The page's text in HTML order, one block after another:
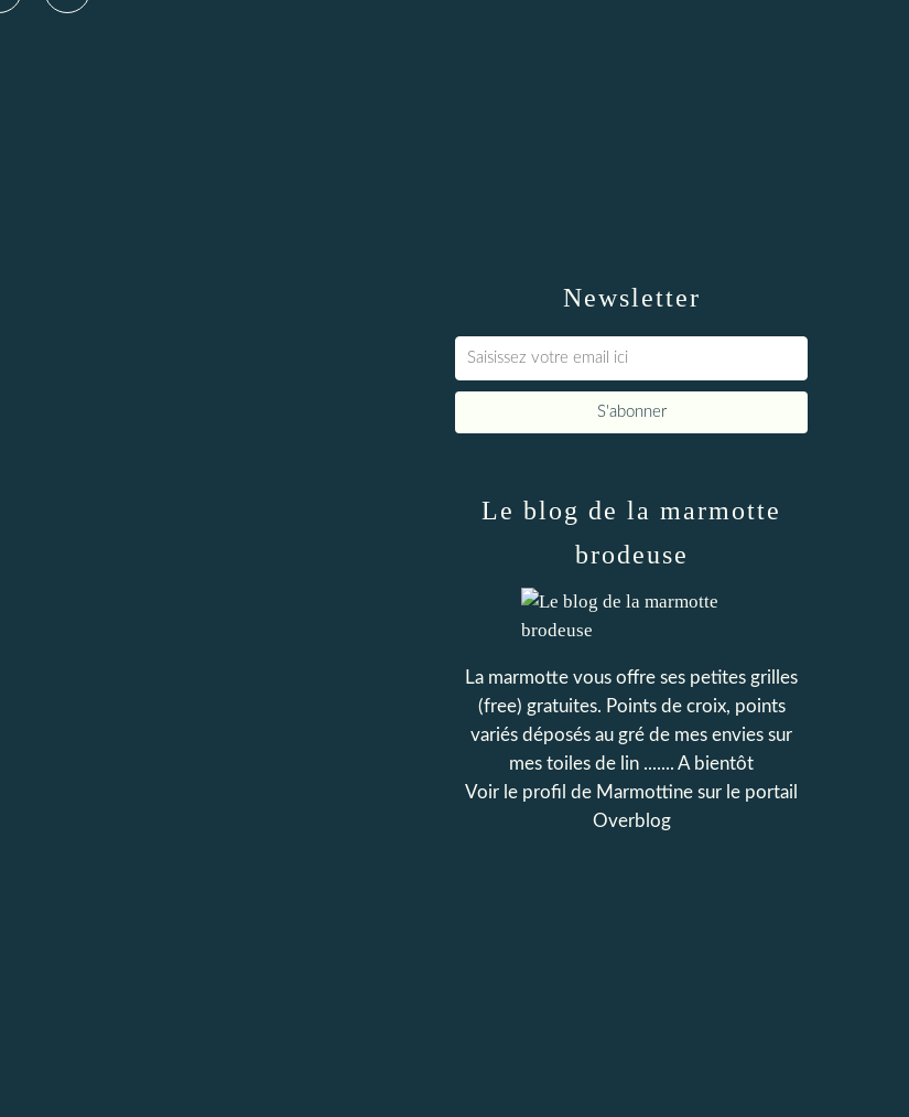
Newsletter
Le blog de la marmotte
brodeuse
La marmotte vous offre ses petites grilles
(free) gratuites. Points de croix, points
variés déposés au gré de mes envies sur
mes toiles de lin ....... A bientôt
Voir le profil de Marmottine sur le portail
Overblog